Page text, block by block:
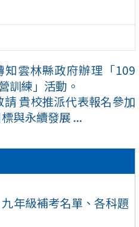
年級補考名單、各科題
知雲林縣政府辦理「109
訓練」活動。
請 貴校推派代表報名參加
與永續發展 ...